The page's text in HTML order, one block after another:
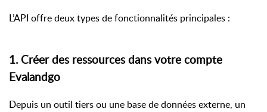
L’API offre deux types de fonctionnalités principales :
1. Créer des ressources dans votre compte
Evalandgo
Depuis un outil tiers ou une base de données externe, un